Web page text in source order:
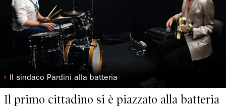
◗ Il sindaco Pardini alla batteria
Il primo cittadino si è piazzato alla batteria